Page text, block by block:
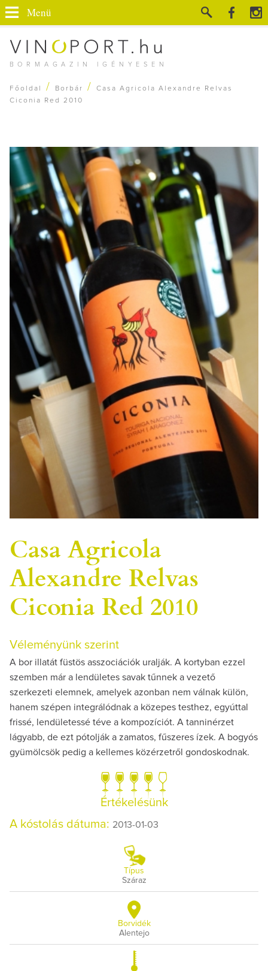
BORMAGAZIN IGÉNYESEN
Menü
Főoldal / Borbár /
Casa Agricola Alexandre Relvas
Ciconia Red 2010
Casa Agricola
Alexandre Relvas
Ciconia Red 2010
Véleményünk szerint
A bor illatát füstös asszociációk uralják. A kortyban ezzel
szemben már a lendületes savak tűnnek a vezető
szerkezeti elemnek, amelyek azonban nem válnak külön,
hanem szépen integrálódnak a közepes testhez, egyúttal
frissé, lendületessé téve a kompozíciót. A tanninérzet
lágyabb, de ezt pótolják a zamatos, fűszeres ízek. A bogyós
gyümölcsök pedig a kellemes közérzetről gondoskodnak.
Értékelésünk
A kóstolás dátuma: 2013-01-03
Típus
Száraz
Borvidék
Alentejo